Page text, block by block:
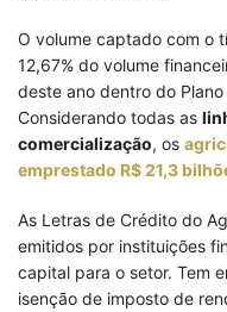
O volume captado com o
12,67% do volume
deste ano dentro do
Considerando todas as
comercialização, os
emprestado R$ 21,3
As Letras de Crédito do
emitidos por instituições
capital para o setor. Tem
isenção de imposto de